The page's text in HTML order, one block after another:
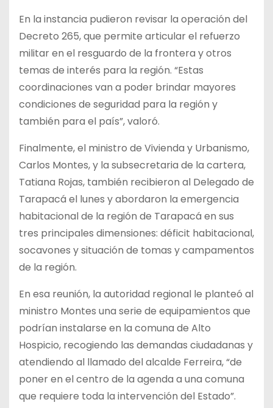
En la instancia pudieron revisar la operación del
Decreto 265, que permite articular el refuerzo
militar en el resguardo de la frontera y otros
temas de interés para la región. “Estas
coordinaciones van a poder brindar mayores
condiciones de seguridad para la región y
también para el país”, valoró.
Finalmente, el ministro de Vivienda y Urbanismo,
Carlos Montes, y la subsecretaria de la cartera,
Tatiana Rojas, también recibieron al Delegado de
Tarapacá el lunes y abordaron la emergencia
habitacional de la región de Tarapacá en sus
tres principales dimensiones: déficit habitacional,
socavones y situación de tomas y campamentos
de la región.
En esa reunión, la autoridad regional le planteó al
ministro Montes una serie de equipamientos que
podrían instalarse en la comuna de Alto
Hospicio, recogiendo las demandas ciudadanas y
atendiendo al llamado del alcalde Ferreira, “de
poner en el centro de la agenda a una comuna
que requiere toda la intervención del Estado”.